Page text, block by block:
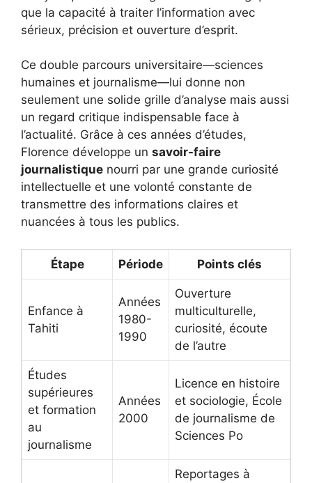
que la capacité à traiter l’information avec
sérieux, précision et ouverture d’esprit.
Ce double parcours universitaire—sciences
humaines et journalisme—lui donne non
seulement une solide grille d’analyse mais aussi
un regard critique indispensable face à
l’actualité. Grâce à ces années d’études,
Florence développe un savoir-faire
journalistique nourri par une grande curiosité
intellectuelle et une volonté constante de
transmettre des informations claires et
nuancées à tous les publics.
Étape Période Points clés
Enfance à
Tahiti
Années
1980-
1990
Ouverture
multiculturelle,
curiosité, écoute
de l’autre
Études
supérieures
et formation
au
journalisme
Années
2000
Licence en histoire
et sociologie, École
de journalisme de
Sciences Po
Reportages à